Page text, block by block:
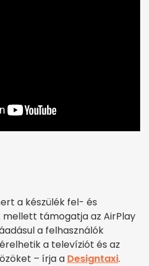
a készülék fel- és
támogatja az AirPlay
a felhasználók
a televíziót és az
– írja a Designtaxi.